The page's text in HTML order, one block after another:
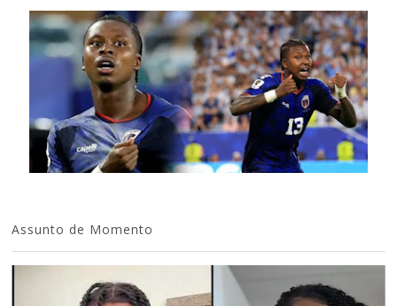
Assunto de Momento